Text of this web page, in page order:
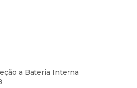
a Bateria Interna